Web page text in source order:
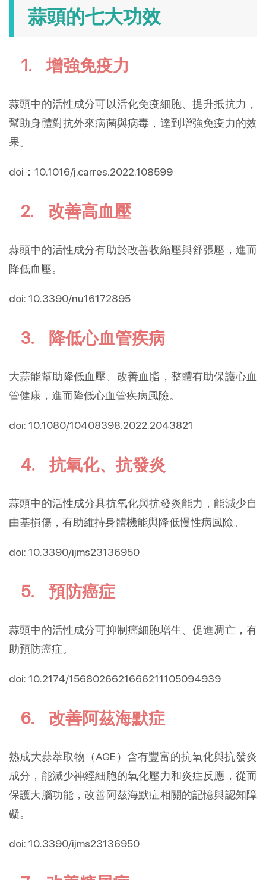
蒜頭的七大功效
1. 增強免疫力
蒜頭中的活性成分可以活化免疫細胞、提升抵抗力，
幫助身體對抗外來病菌與病毒，達到增強免疫力的效
果。
doi：10.1016/j.carres.2022.108599
2. 改善高血壓
蒜頭中的活性成分有助於改善收縮壓與舒張壓，進而
降低血壓。
doi: 10.3390/nu16172895
3. 降低心血管疾病
大蒜能幫助降低血壓、改善血脂，整體有助保護心血
管健康，進而降低心血管疾病風險。
doi: 10.1080/10408398.2022.2043821
4. 抗氧化、抗發炎
蒜頭中的活性成分具抗氧化與抗發炎能力，能減少自
由基損傷，有助維持身體機能與降低慢性病風險。
doi: 10.3390/ijms23136950
5. 預防癌症
蒜頭中的活性成分可抑制癌細胞增生、促進凋亡，有
助預防癌症。
doi: 10.2174/1568026621666211105094939
6. 改善阿茲海默症
熟成大蒜萃取物（AGE）含有豐富的抗氧化與抗發炎
成分，能減少神經細胞的氧化壓力和炎症反應，從而
保護大腦功能，改善阿茲海默症相關的記憶與認知障
礙。
doi: 10.3390/ijms23136950